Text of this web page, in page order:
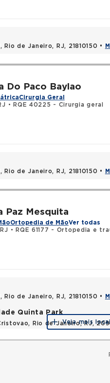
Rio de Janeiro, RJ, 21810150 •
Do Paco Baylao
Cirurgia Geral
•
RQE 40225 - Cirurgia geral
Rio de Janeiro, RJ, 21810150 •
Paz Mesquita
Ortopedia de MãoVer todas
•
RQE 61177 - Ortopedia e
Rio de Janeiro, RJ, 21810150 •
Quinta Park
Rio de Janeiro, RJ,
Veja mais